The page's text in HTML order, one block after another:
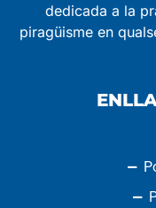
dedicada a la
piragüisme en